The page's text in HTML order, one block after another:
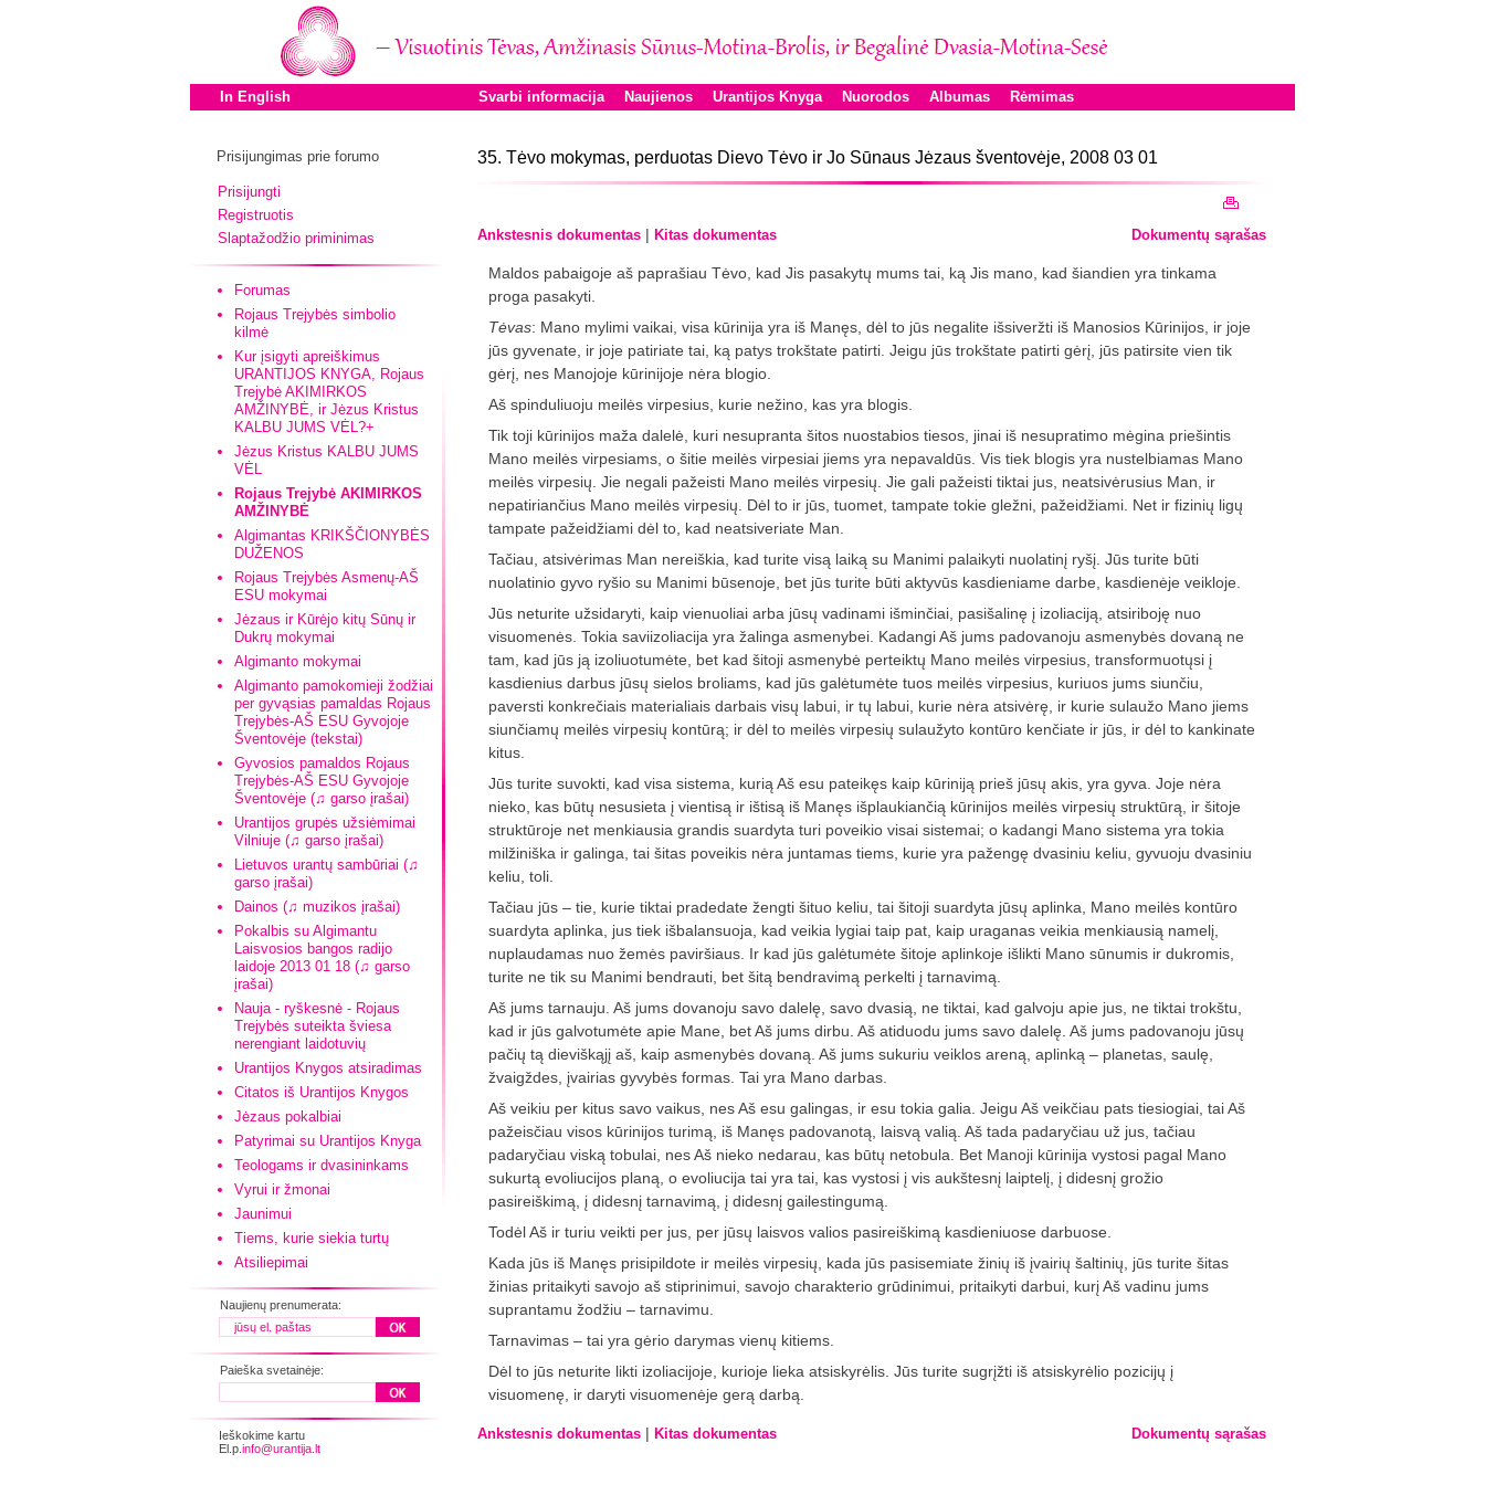
In English Svarbi informacija Naujienos Urantijos Knyga Nuorodos Albumas Rėmimas
Prisijungimas prie forumo
Prisijungti
Registruotis
Slaptažodžio priminimas
Forumas
Rojaus Trejybės simbolio
kilmė
Kur įsigyti apreiškimus
URANTIJOS KNYGA, Rojaus
Trejybė AKIMIRKOS
AMŽINYBĖ, ir Jėzus Kristus
KALBU JUMS VĖL?+
Jėzus Kristus KALBU JUMS
VĖL
Rojaus Trejybė AKIMIRKOS
AMŽINYBĖ
Algimantas KRIKŠČIONYBĖS
DUŽENOS
Rojaus Trejybės Asmenų-AŠ
ESU mokymai
Jėzaus ir Kūrėjo kitų Sūnų ir
Dukrų mokymai
Algimanto mokymai
Algimanto pamokomieji žodžiai
per gyvąsias pamaldas Rojaus
Trejybės-AŠ ESU Gyvojoje
Šventovėje (tekstai)
Gyvosios pamaldos Rojaus
Trejybės-AŠ ESU Gyvojoje
Šventovėje (♫ garso įrašai)
Urantijos grupės užsiėmimai
Vilniuje (♫ garso įrašai)
Lietuvos urantų sambūriai (♫
garso įrašai)
Dainos (♫ muzikos įrašai)
Pokalbis su Algimantu
Laisvosios bangos radijo
laidoje 2013 01 18 (♫ garso
įrašai)
Nauja - ryškesnė - Rojaus
Trejybės suteikta šviesa
nerengiant laidotuvių
Urantijos Knygos atsiradimas
Citatos iš Urantijos Knygos
Jėzaus pokalbiai
Patyrimai su Urantijos Knyga
Teologams ir dvasininkams
Vyrui ir žmonai
Jaunimui
Tiems, kurie siekia turtų
Atsiliepimai
Naujienų prenumerata:
Paieška svetainėje:
Ieškokime kartu
El.p. info@urantija.lt
35. Tėvo mokymas, perduotas Dievo Tėvo ir Jo Sūnaus Jėzaus šventovėje, 2008 03 01
Ankstesnis dokumentas | Kitas dokumentas Dokumentų sąrašas
Maldos pabaigoje aš paprašiau Tėvo, kad Jis pasakytų mums tai, ką Jis mano, kad šiandien yra tinkama
proga pasakyti.
Tėvas: Mano mylimi vaikai, visa kūrinija yra iš Manęs, dėl to jūs negalite išsiveržti iš Manosios Kūrinijos, ir joje
jūs gyvenate, ir joje patiriate tai, ką patys trokštate patirti. Jeigu jūs trokštate patirti gėrį, jūs patirsite vien tik
gėrį, nes Manojoje kūrinijoje nėra blogio.
Aš spinduliuoju meilės virpesius, kurie nežino, kas yra blogis.
Tik toji kūrinijos maža dalelė, kuri nesupranta šitos nuostabios tiesos, jinai iš nesupratimo mėgina priešintis
Mano meilės virpesiams, o šitie meilės virpesiai jiems yra nepavaldūs. Vis tiek blogis yra nustelbiamas Mano
meilės virpesių. Jie negali pažeisti Mano meilės virpesių. Jie gali pažeisti tiktai jus, neatsivėrusius Man, ir
nepatiriančius Mano meilės virpesių. Dėl to ir jūs, tuomet, tampate tokie gležni, pažeidžiami. Net ir fizinių ligų
tampate pažeidžiami dėl to, kad neatsiveriate Man.
Tačiau, atsivėrimas Man nereiškia, kad turite visą laiką su Manimi palaikyti nuolatinį ryšį. Jūs turite būti
nuolatinio gyvo ryšio su Manimi būsenoje, bet jūs turite būti aktyvūs kasdieniame darbe, kasdienėje veikloje.
Jūs neturite užsidaryti, kaip vienuoliai arba jūsų vadinami išminčiai, pasišalinę į izoliaciją, atsiriboję nuo
visuomenės. Tokia saviizoliacija yra žalinga asmenybei. Kadangi Aš jums padovanoju asmenybės dovaną ne
tam, kad jūs ją izoliuotumėte, bet kad šitoji asmenybė perteiktų Mano meilės virpesius, transformuotųsi į
kasdienius darbus jūsų sielos broliams, kad jūs galėtumėte tuos meilės virpesius, kuriuos jums siunčiu,
paversti konkrečiais materialiais darbais visų labui, ir tų labui, kurie nėra atsivėrę, ir kurie sulaužo Mano jiems
siunčiamų meilės virpesių kontūrą; ir dėl to meilės virpesių sulaužyto kontūro kenčiate ir jūs, ir dėl to ­kankinate
kitus.
Jūs turite suvokti, kad visa sistema, kurią Aš esu pateikęs kaip kūriniją prieš jūsų akis, yra gyva. Joje nėra
nieko, kas būtų nesusieta į vientisą ir ištisą iš Manęs išplaukiančią kūrinijos meilės virpesių struktūrą, ir šitoje
struktūroje net menkiausia grandis suardyta turi poveikio visai sistemai; o kadangi Mano sistema yra tokia
milžiniška ir galinga, tai šitas poveikis nėra juntamas tiems, kurie yra pažengę dvasiniu keliu, gyvuoju dvasiniu
keliu, toli.
Tačiau jūs – tie, kurie tiktai pradedate žengti šituo keliu, tai šitoji suardyta jūsų aplinka, Mano meilės kontūro
suardyta aplinka, jus tiek išbalansuoja, kad veikia lygiai taip pat, kaip uraganas veikia menkiausią namelį,
nuplaudamas nuo žemės paviršiaus. Ir kad jūs galėtumėte šitoje aplinkoje išlikti Mano sūnumis ir dukromis,
turite ne tik su Manimi bendrauti, bet šitą bendravimą perkelti į tarnavimą.
Aš jums tarnauju. Aš jums dovanoju savo dalelę, savo dvasią, ne tiktai, kad galvoju apie jus, ne tiktai trokštu,
kad ir jūs galvotumėte apie Mane, bet Aš jums dirbu. Aš atiduodu jums savo dalelę. Aš jums ­padovanoju jūsų
pačių tą dieviškąjį aš, kaip asmenybės dovaną. Aš jums sukuriu veiklos areną, aplinką – planetas, saulę,
žvaigždes, įvairias gyvybės formas. Tai yra Mano darbas.
Aš veikiu per kitus savo vaikus, nes Aš esu galingas, ir esu tokia galia. Jeigu Aš veikčiau pats tiesiogiai, tai Aš
pažeisčiau visos kūrinijos turimą, iš Manęs padovanotą, laisvą valią. Aš tada padaryčiau už jus, tačiau
padaryčiau viską tobulai, nes Aš nieko nedarau, kas būtų netobula. Bet Manoji kūrinija vystosi pagal Mano
sukurtą evoliucijos planą, o evoliucija tai yra tai, kas vystosi į vis aukštesnį laiptelį, į didesnį grožio
pasireiškimą, į didesnį tarnavimą, į didesnį gailestingumą.
Todėl Aš ir turiu veikti per jus, per jūsų laisvos valios pasireiškimą kasdieniuose darbuose.
Kada jūs iš Manęs prisipildote ir meilės virpesių, kada jūs pasisemiate žinių iš įvairių šaltinių, jūs turite šitas
žinias pritaikyti savojo aš stiprinimui, savojo charakterio grūdinimui, pritaikyti darbui, kurį Aš vadinu jums
suprantamu žodžiu – tarnavimu.
Tarnavimas – tai yra gėrio darymas vienų kitiems.
Dėl to jūs neturite likti izoliacijoje, kurioje lieka atsiskyrėlis. Jūs turite sugrįžti iš atsiskyrėlio pozicijų į
visuomenę, ir daryti visuomenėje gerą darbą.
Ankstesnis dokumentas | Kitas dokumentas Dokumentų sąrašas